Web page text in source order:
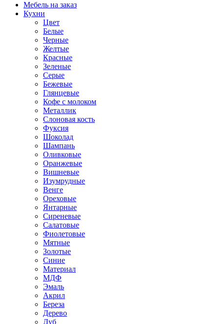
Мебель на заказ
Кухни
Цвет
Белые
Черные
Желтые
Красные
Зеленые
Серые
Бежевые
Глянцевые
Кофе с молоком
Металлик
Слоновая кость
Фуксия
Шоколад
Шампань
Оливковые
Оранжевые
Вишневые
Изумрудные
Венге
Ореховые
Янтарные
Сиреневые
Салатовые
Фиолетовые
Мятные
Золотые
Синие
Материал
МДФ
Эмаль
Акрил
Береза
Дерево
Дуб